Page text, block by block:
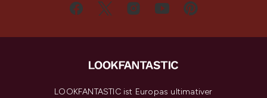
LOOKFANTASTIC ist Europas ultimativer